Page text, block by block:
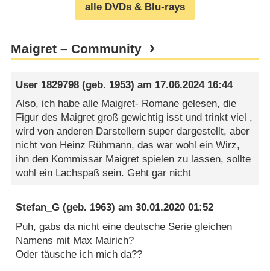
alle DVDs & Blu-rays
Maigret – Community
User 1829798 (geb. 1953) am 17.06.2024 16:44
Also, ich habe alle Maigret- Romane gelesen, die
Figur des Maigret groß gewichtig isst und trinkt viel ,
wird von anderen Darstellern super dargestellt, aber
nicht von Heinz Rühmann, das war wohl ein Wirz,
ihn den Kommissar Maigret spielen zu lassen, sollte
wohl ein Lachspaß sein. Geht gar nicht
Stefan_G (geb. 1963) am30.01.2020 01:52
Puh, gabs da nicht eine deutsche Serie gleichen
Namens mit Max Mairich?
Oder täusche ich mich da??